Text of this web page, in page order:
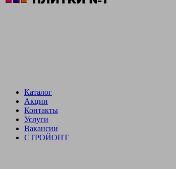
Каталог
Акции
Контакты
Услуги
Вакансии
СТРОЙОПТ